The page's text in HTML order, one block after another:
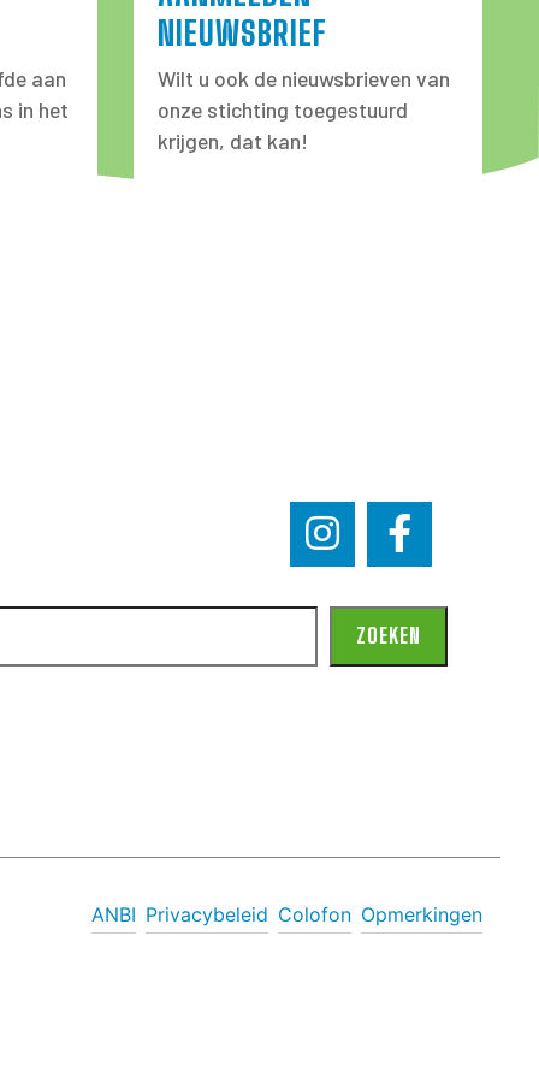
aan
in het
NIEUWSBRIEF
Wilt u ook de nieuwsbrieven van
onze stichting toegestuurd
krijgen, dat kan!
ZOEKEN
ANBI Privacybeleid Colofon Opmerkingen